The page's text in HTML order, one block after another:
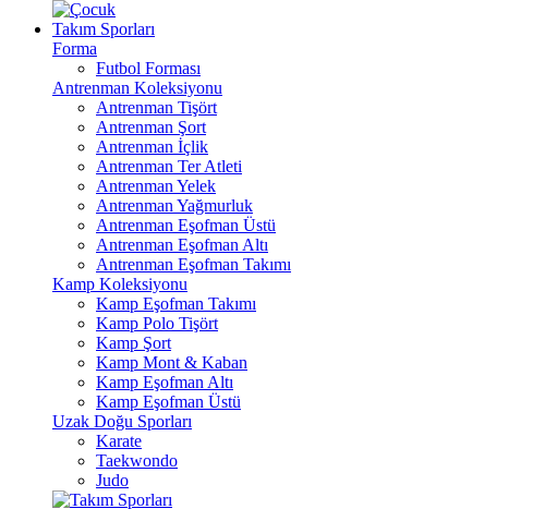
Takım Sporları
Forma
Futbol Forması
Antrenman Koleksiyonu
Antrenman Tişört
Antrenman Şort
Antrenman İçlik
Antrenman Ter Atleti
Antrenman Yelek
Antrenman Yağmurluk
Antrenman Eşofman Üstü
Antrenman Eşofman Altı
Antrenman Eşofman Takımı
Kamp Koleksiyonu
Kamp Eşofman Takımı
Kamp Polo Tişört
Kamp Şort
Kamp Mont & Kaban
Kamp Eşofman Altı
Kamp Eşofman Üstü
Uzak Doğu Sporları
Karate
Taekwondo
Judo